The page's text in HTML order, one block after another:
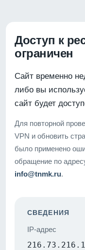
Доступ к
ограничен
Сайт временно
либо вы
сайт будет
Для повторной
VPN и обновить
было применено
обращение по
info@tnmk.ru.
СВЕДЕНИЯ
IP-адрес